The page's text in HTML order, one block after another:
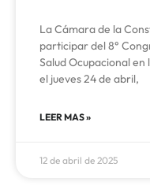
La Cámara de la
participar del 8°
Salud Ocupacional
el jueves 24 de abril,
LEER MAS »
12 de abril de 2025